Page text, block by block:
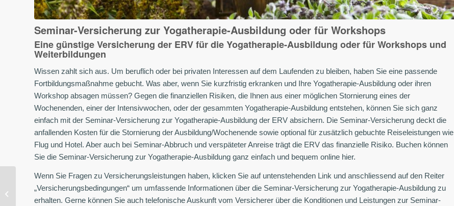
Seminar-Versicherung zur Yogatherapie-Ausbildung oder für Workshops
Eine günstige Versicherung der ERV für die Yogatherapie-Ausbildung oder für Workshops und
Weiterbildungen
Wissen zahlt sich aus. Um beruflich oder bei privaten Interessen auf dem Laufenden zu bleiben, haben Sie eine passende
Fortbildungsmaßnahme gebucht. Was aber, wenn Sie kurzfristig erkranken und Ihre Yogatherapie-Ausbildung oder ihren
Workshop absagen müssen? Gegen die finanziellen Risiken, die Ihnen aus einer möglichen Stornierung eines der
Wochenenden, einer der Intensivwochen, oder der gesammten Yogatherapie-Ausbildung entstehen, können Sie sich ganz
einfach mit der Seminar-Versicherung zur Yogatherapie-Ausbildung der ERV absichern. Die Seminar-Versicherung deckt die
anfallenden Kosten für die Stornierung der Ausbildung/Wochenende sowie optional für zusätzlich gebuchte Reiseleistungen wie
Flug und Hotel. Aber auch bei Seminar-Abbruch und verspäteter Anreise trägt die ERV das finanzielle Risiko. Buchen können
Sie die Seminar-Versicherung zur Yogatherapie-Ausbildung ganz einfach und bequem online hier.
Wenn Sie Fragen zu Versicherungsleistungen haben, klicken Sie auf untenstehenden Link und anschliessend auf den Reiter
„Versicherungsbedingungen“ um umfassende Informationen über die Seminar-Versicherung zur Yogatherapie-Ausbildung zu
erhalten. Gerne können Sie auch telefonische Auskunft vom Versicherer über die Konditionen und Leistungen zur Seminar-
Ethno Health Coach
Ausbildung